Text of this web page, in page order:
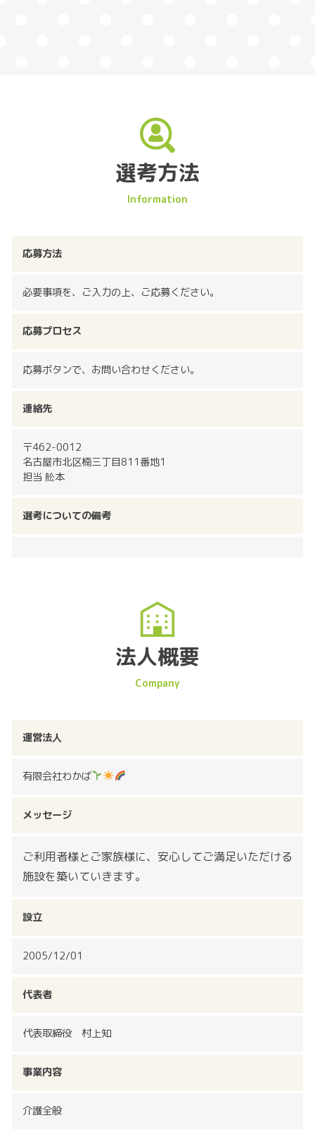
選考方法
応募方法
必要事項を、ご入力の上、ご応募ください。
応募プロセス
応募ボタンで、お問い合わせください。
連絡先
〒462-0012
名古屋市北区楠三丁目811番地1
担当 舩本
選考についての備考
法人概要
運営法人
有限会社わかば
メッセージ
ご利用者様とご家族様に、安心してご満足いただける
施設を築いていきます。
設立
2005/12/01
代表者
代表取締役 村上知
事業内容
介護全般